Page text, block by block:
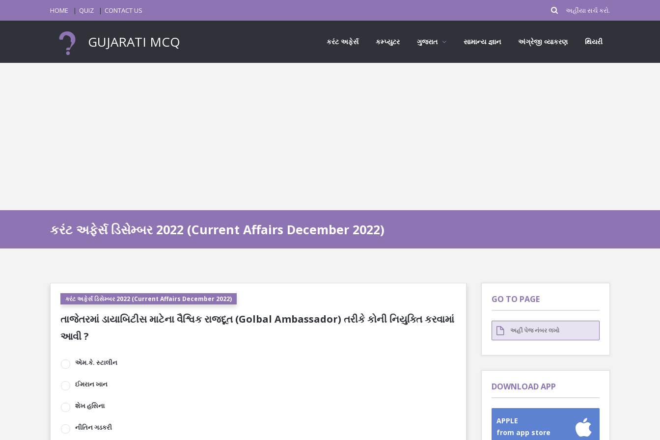
HOME QUIZ CONTACT US
GUJARATI MCQ કરંટ અફેર્સ કમ્પ્યુટર ગુજરાત સામાન્ય જ્ઞાન અંગ્રેજી વ્યાકરણ થિયરી
કરંટ અફેર્સ ડિસેમ્બર 2022 (Current Affairs December 2022)
કરંટ અફેર્સ ડિસેમ્બર 2022 (Current Affairs December 2022)
તાજેતરમાં ડાયાબિટીસ માટેના વૈશ્વિક રાજદૂત (Golbal Ambassador) તરીકે કોની નિયુક્તિ કરવામાં
આવી ?
એમ.કે. સ્ટાલીન
ઈમરાન ખાન
શેખ હસિના
નીતિન ગડકરી
GO TO PAGE
DOWNLOAD APP
APPLE
from app store